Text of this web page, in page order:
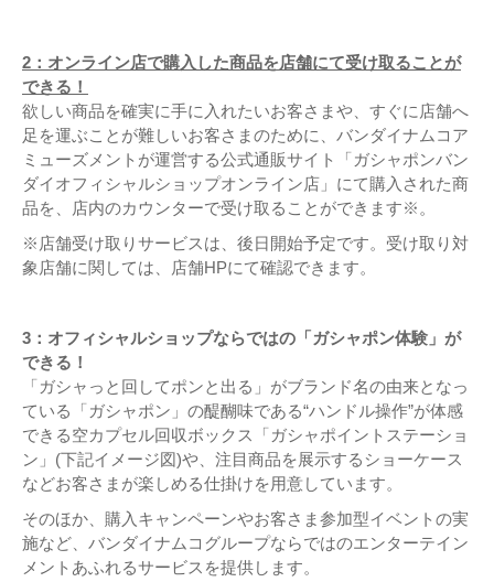
2 ： オンライン店で購入した商品を店舗にて受け取ることが
できる！
欲しい商品を確実に手に入れたいお客さまや、すぐに店舗へ
足を運ぶことが難しいお客さまのために、バンダイナムコア
ミューズメントが運営する公式通販サイト「ガシャポンバン
ダイオフィシャルショップオンライン店」にて購入された商
品を、店内のカウンターで受け取ることができます※。
※店舗受け取りサービスは、後日開始予定です。受け取り対
象店舗に関しては、店舗HPにて確認できます。
3： オフィシャルショップならではの「ガシャポン体験」が
できる！
「ガシャっと回してポンと出る」がブランド名の由来となっ
ている「ガシャポン」の醍醐味である“ハンドル操作”が体感
できる空カプセル回収ボックス「ガシャポイントステーショ
ン」(下記イメージ図)や、注目商品を展示するショーケース
などお客さまが楽しめる仕掛けを用意しています。
そのほか、購入キャンペーンやお客さま参加型イベントの実
施など、バンダイナムコグループならではのエンターテイン
メントあふれるサービスを提供します。